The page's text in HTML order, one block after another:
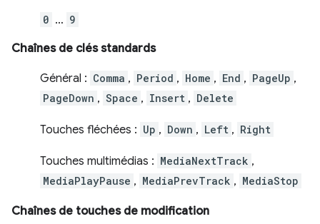
0 … 9
Chaînes de clés standards
Général : Comma , Period , Home , End , PageUp ,
PageDown , Space , Insert , Delete
Touches fléchées : Up , Down , Left , Right
Touches multimédias : MediaNextTrack ,
MediaPlayPause , MediaPrevTrack , MediaStop
Chaînes de touches de modification